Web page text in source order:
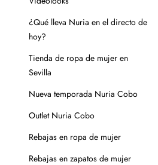
ligeramente húmedo y
calzado de piel. Guarda en
de papel o con horma),
evita mojar la suela. En caso de
en seco.
en su caja o funda de tela,
el primer día.
consultarnos.
¿Qué lleva Nuria en el directo de
hoy?
Tienda de ropa de mujer en
Sevilla
Nueva temporada Nuria Cobo
Outlet Nuria Cobo
Rebajas en ropa de mujer
Rebajas en zapatos de mujer